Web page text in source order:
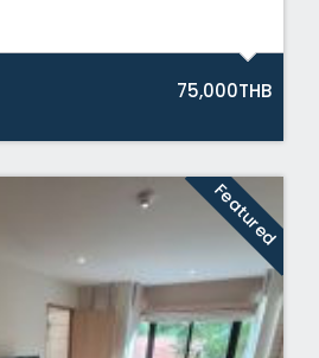
75,000THB
Featured